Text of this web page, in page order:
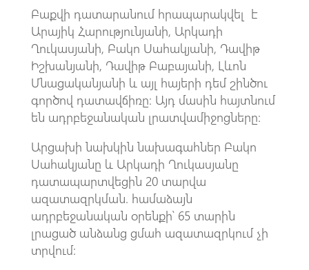
Բաքվի դատարանում հրապարակվել է
Արայիկ Հարությունյանի, Արկադի
Ղուկասյանի, Բակո Սահակյանի, Դավիթ
Իշխանյանի, Դավիթ Բաբայանի, Լևոն
Մնացականյանի և այլ հայերի դեմ շինծու
գործով դատավճիռը։ Այդ մասին հայտնում
են ադրբեջանական լրատվամիջոցները։
Արցախի նախկին նախագահներ Բակո
Սահակյանը և Արկադի Ղուկասյանը
դատապարտվեցին 20 տարվա
ազատազրկման. համաձայն
ադրբեջանական օրենքի՝ 65 տարին
լրացած անձանց ցմահ ազատազրկում չի
տրվում: